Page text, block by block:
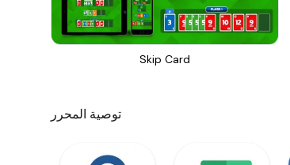
Skip Card
توصية المحرر